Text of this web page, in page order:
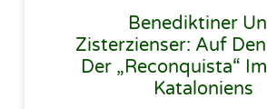
Benediktiner
Zisterzienser: Auf
Der „Reconquista“
Kataloniens